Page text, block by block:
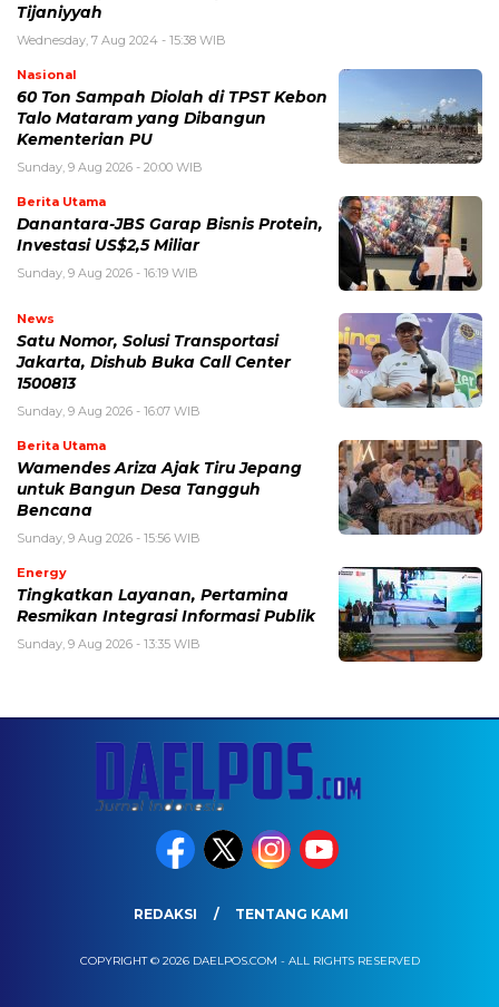
Tijaniyyah
Wednesday, 7 Aug 2024 - 15:38 WIB
Nasional
60 Ton Sampah Diolah di TPST Kebon
Talo Mataram yang Dibangun
Kementerian PU
Sunday, 9 Aug 2026 - 20:00 WIB
Berita Utama
Danantara-JBS Garap Bisnis Protein,
Investasi US$2,5 Miliar
Sunday, 9 Aug 2026 - 16:19 WIB
News
Satu Nomor, Solusi Transportasi
Jakarta, Dishub Buka Call Center
1500813
Sunday, 9 Aug 2026 - 16:07 WIB
Berita Utama
Wamendes Ariza Ajak Tiru Jepang
untuk Bangun Desa Tangguh
Bencana
Sunday, 9 Aug 2026 - 15:56 WIB
Energy
Tingkatkan Layanan, Pertamina
Resmikan Integrasi Informasi Publik
Sunday, 9 Aug 2026 - 13:35 WIB
REDAKSI TENTANG KAMI
COPYRIGHT © 2026 DAELPOS.COM - ALL RIGHTS RESERVED